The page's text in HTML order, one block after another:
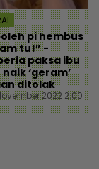
pi hembus
tu!” -
paksa ibu
‘geram’
ditolak
2022 2:00